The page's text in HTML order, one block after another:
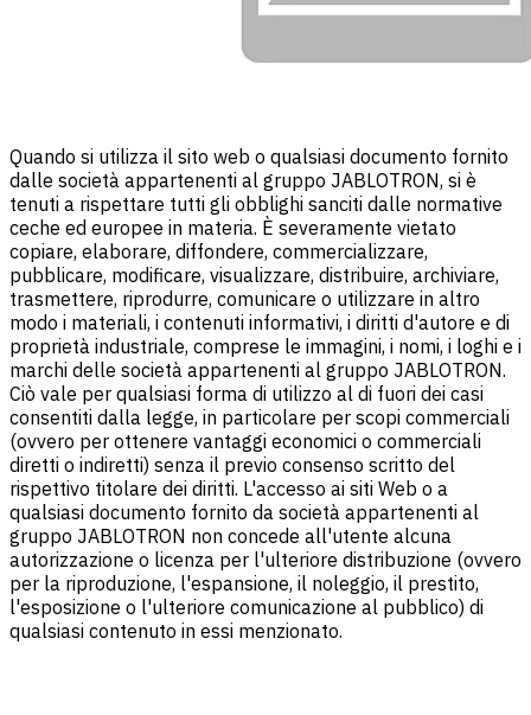
Quando si utilizza il sito web o qualsiasi documento fornito
dalle società appartenenti al gruppo JABLOTRON, si è
tenuti a rispettare tutti gli obblighi sanciti dalle normative
ceche ed europee in materia. È severamente vietato
copiare, elaborare, diffondere, commercializzare,
pubblicare, modificare, visualizzare, distribuire, archiviare,
trasmettere, riprodurre, comunicare o utilizzare in altro
modo i materiali, i contenuti informativi, i diritti d'autore e di
proprietà industriale, comprese le immagini, i nomi, i loghi e i
marchi delle società appartenenti al gruppo JABLOTRON.
Ciò vale per qualsiasi forma di utilizzo al di fuori dei casi
consentiti dalla legge, in particolare per scopi commerciali
(ovvero per ottenere vantaggi economici o commerciali
diretti o indiretti) senza il previo consenso scritto del
rispettivo titolare dei diritti. L'accesso ai siti Web o a
qualsiasi documento fornito da società appartenenti al
gruppo JABLOTRON non concede all'utente alcuna
autorizzazione o licenza per l'ulteriore distribuzione (ovvero
per la riproduzione, l'espansione, il noleggio, il prestito,
l'esposizione o l'ulteriore comunicazione al pubblico) di
qualsiasi contenuto in essi menzionato.